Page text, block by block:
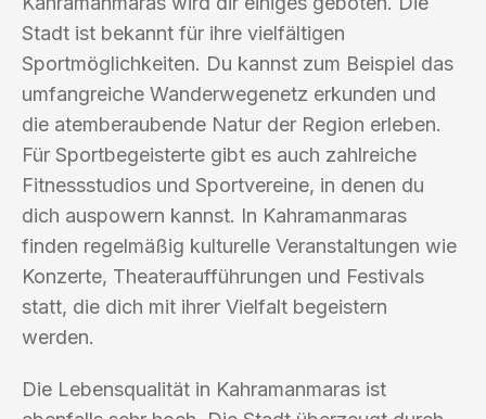
Stadt ist bekannt für ihre vielfältigen
Sportmöglichkeiten. Du kannst zum Beispiel das
umfangreiche Wanderwegenetz erkunden und
die atemberaubende Natur der Region erleben.
Für Sportbegeisterte gibt es auch zahlreiche
Fitnessstudios und Sportvereine, in denen du
dich auspowern kannst. In Kahramanmaras
finden regelmäßig kulturelle Veranstaltungen wie
Konzerte, Theateraufführungen und Festivals
statt, die dich mit ihrer Vielfalt begeistern
werden.
Die Lebensqualität in Kahramanmaras ist